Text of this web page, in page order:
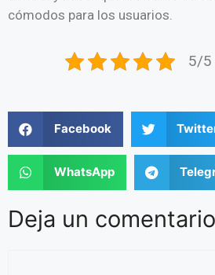
cómodos para los usuarios.
5/5
Facebook
WhatsApp
Deja un comentario